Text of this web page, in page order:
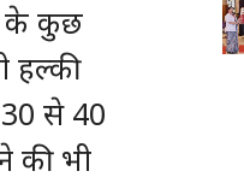
के कुछ
हल्की
से 40
की भी